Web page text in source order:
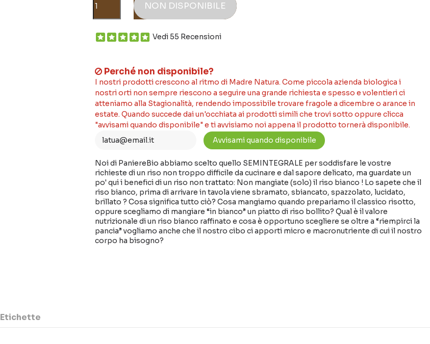
NON DISPONIBILE
Vedi 55 Recensioni
Perché non disponibile?
I nostri prodotti crescono al ritmo di Madre Natura. Come piccola azienda biologica i
nostri orti non sempre riescono a seguire una grande richiesta e spesso e volentieri ci
atteniamo alla Stagionalità, rendendo impossibile trovare fragole a dicembre o arance in
estate. Quando succede dai un'occhiata ai prodotti simili che trovi sotto oppure clicca
"avvisami quando disponibile" e ti avvisiamo noi appena il prodotto tornerà disponibile.
Noi di PaniereBio abbiamo scelto quello SEMINTEGRALE per soddisfare le vostre
richieste di un riso non troppo difficile da cucinare e dal sapore delicato, ma guardate un
po' qui i benefici di un riso non trattato: Non mangiate (solo) il riso bianco ! Lo sapete che il
riso bianco, prima di arrivare in tavola viene sbramato, sbiancato, spazzolato, lucidato,
brillato ? Cosa significa tutto ciò? Cosa mangiamo quando prepariamo il classico risotto,
oppure scegliamo di mangiare “in bianco” un piatto di riso bollito? Qual è il valore
nutrizionale di un riso bianco raffinato e cosa è opportuno scegliere se oltre a “riempirci la
pancia” vogliamo anche che il nostro cibo ci apporti micro e macronutriente di cui il nostro
corpo ha bisogno?
Etichette